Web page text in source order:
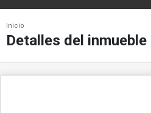
Inicio
Detalles del inmueble